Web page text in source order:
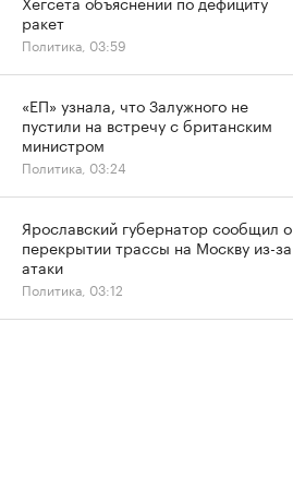
ракет
Политика, 03:59
«ЕП» узнала, что Залужного не
пустили на встречу с британским
министром
Политика, 03:24
Ярославский губернатор сообщил о
перекрытии трассы на Москву из-за
атаки
Политика, 03:12